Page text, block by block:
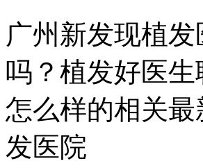
广州新发现植
吗？植发好医
怎么样的相关
发医院